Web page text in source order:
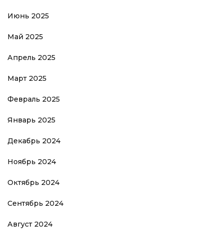
Июнь 2025
Май 2025
Апрель 2025
Март 2025
Февраль 2025
Январь 2025
Декабрь 2024
Ноябрь 2024
Октябрь 2024
Сентябрь 2024
Август 2024